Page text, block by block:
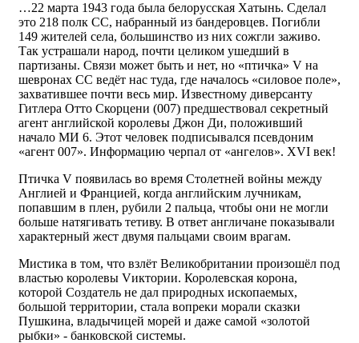
…22 марта 1943 года была белорусская Хатынь. Сделал
это 218 полк СС, набранный из бандеровцев. Погибли
149 жителей села, большинство из них сожгли заживо.
Так устрашали народ, почти целиком ушедший в
партизаны. Связи может быть и нет, но «птичка» V на
шевронах СС ведёт нас туда, где началось «силовое поле»,
захватившее почти весь мир. Известному диверсанту
Гитлера Отто Скорцени (007) предшествовал секретный
агент английской королевы Джон Ди, положивший
начало МИ 6. Этот человек подписывался псевдоним
«агент 007». Информацию черпал от «ангелов». XVI век!
Птичка V появилась во время Столетней войны между
Англией и Францией, когда английским лучникам,
попавшим в плен, рубили 2 пальца, чтобы они не могли
больше натягивать тетиву. В ответ англичане показывали
характерный жест двумя пальцами своим врагам.
Мистика в том, что взлёт Великобритании произошёл под
властью королевы Vиктории. Королевская корона,
которой Создатель не дал природных ископаемых,
большой территории, стала вопреки морали сказки
Пушкина, владычицей морей и даже самой «золотой
рыбки» - банковской системы.